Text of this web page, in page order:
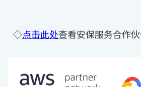
◇点击此处查看安保服务合作